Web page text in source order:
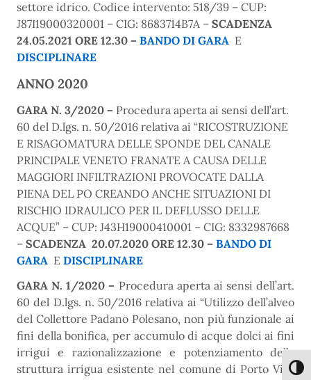
settore idrico. Codice intervento: 518/39 – CUP:
J87I19000320001 – CIG: 8683714B7A – SCADENZA
24.05.2021 ORE 12.30 – BANDO DI GARA E
DISCIPLINARE
ANNO 2020
GARA N. 3/2020 – Procedura aperta ai sensi dell’art.
60 del D.lgs. n. 50/2016 relativa ai “RICOSTRUZIONE
E RISAGOMATURA DELLE SPONDE DEL CANALE
PRINCIPALE VENETO FRANATE A CAUSA DELLE
MAGGIORI INFILTRAZIONI PROVOCATE DALLA
PIENA DEL PO CREANDO ANCHE SITUAZIONI DI
RISCHIO IDRAULICO PER IL DEFLUSSO DELLE
ACQUE” – CUP: J43H19000410001 – CIG: 8332987668
– SCADENZA 20.07.2020 ORE 12.30 – BANDO DI
GARA E DISCIPLINARE
GARA N. 1/2020 – Procedura aperta ai sensi dell’art.
60 del D.lgs. n. 50/2016 relativa ai “Utilizzo dell’alveo
del Collettore Padano Polesano, non più funzionale ai
fini della bonifica, per accumulo di acque dolci ai fini
irrigui e razionalizzazione e potenziamento della
struttura irrigua esistente nel comune di Porto Viro